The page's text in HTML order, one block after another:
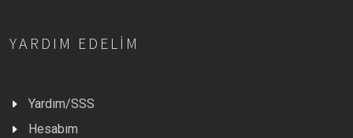
YARDIM EDELIM
Yardım/SSS
Hesabım